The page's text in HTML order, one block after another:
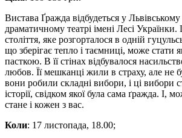
Вистава Ґражда відбудеться у
драматичному театрі імені Лесі
століття, яке розгорталося в одній
що зберігає тепло і таємниці, може стати
пасткою. В її стінах відбувалося
любов. Її мешканці жили в страху, але не
вони робили складні вибори, і ці вибори
історії, свідком якої була сама ґражда. І,
стане і кожен з вас.
Коли: 17 листопада, 18.00;